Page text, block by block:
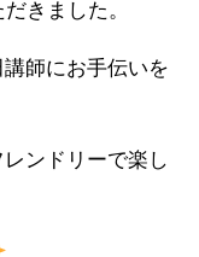
きました。
師にお手伝いを
ンドリーで楽し